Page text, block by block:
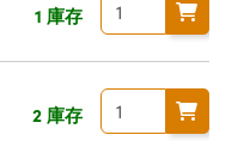
1 庫存
2 庫存